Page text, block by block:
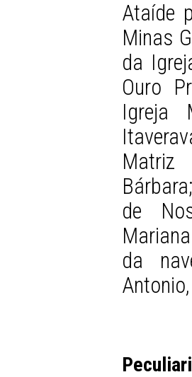
Ataíde
Minas
da
Ouro
Igreja
Matriz
de
da